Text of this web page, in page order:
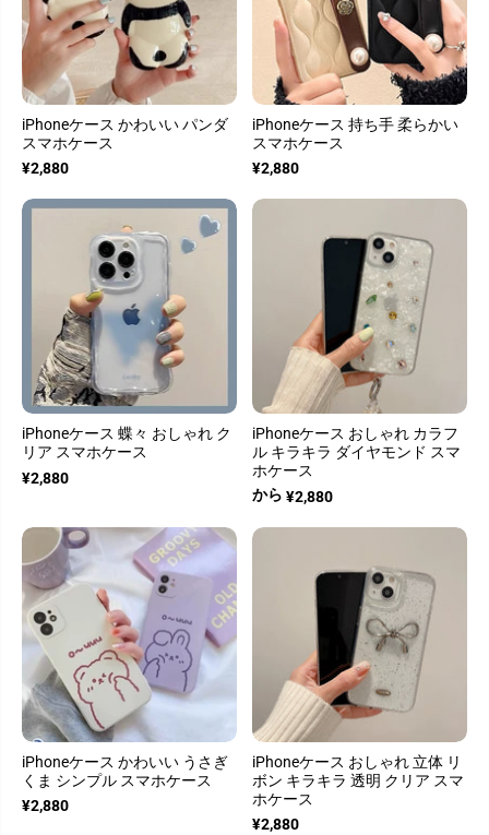
iPhoneケース かわいい パンダ
スマホケース
¥2,880
iPhoneケース 持ち手 柔らかい
スマホケース
¥2,880
iPhoneケース 蝶々 おしゃれ ク
リア スマホケース
¥2,880
iPhoneケース おしゃれ カラフ
ル キラキラ ダイヤモンド スマ
ホケース
から ¥2,880
iPhoneケース かわいい うさぎ
くま シンプル スマホケース
¥2,880
iPhoneケース おしゃれ 立体 リ
ボン キラキラ 透明 クリア スマ
ホケース
¥2,880